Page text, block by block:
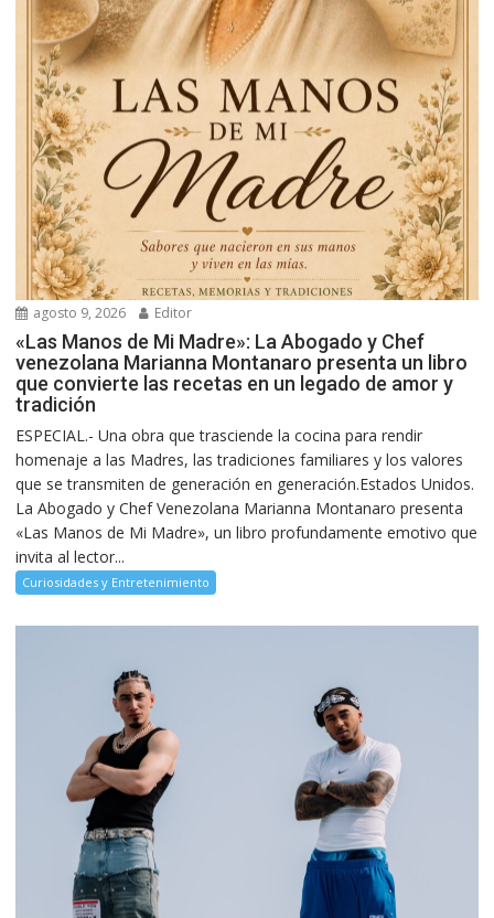
agosto 9, 2026 Editor
«Las Manos de Mi Madre»: La Abogado y Chef
venezolana Marianna Montanaro presenta un libro
que convierte las recetas en un legado de amor y
tradición
ESPECIAL.- Una obra que trasciende la cocina para rendir
homenaje a las Madres, las tradiciones familiares y los valores
que se transmiten de generación en generación.Estados Unidos.
La Abogado y Chef Venezolana Marianna Montanaro presenta
«Las Manos de Mi Madre», un libro profundamente emotivo que
invita al lector...
Curiosidades y Entretenimiento